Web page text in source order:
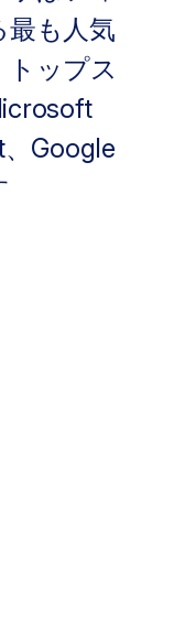
最も人気
ップス
Google